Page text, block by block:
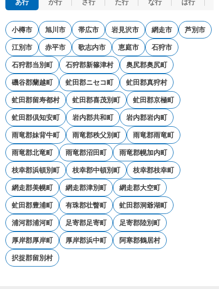
あ行 か行 さ行 た行 な行 は行
小樽市 旭川市 帯広市 岩見沢市 網走市 芦別市
江別市 赤平市 歌志内市 恵庭市 石狩市
石狩郡当別町 石狩郡新篠津村 奥尻郡奥尻町
磯谷郡蘭越町 虻田郡ニセコ町 虻田郡真狩村
虻田郡留寿都村 虻田郡喜茂別町 虻田郡京極町
虻田郡倶知安町 岩内郡共和町 岩内郡岩内町
雨竜郡妹背牛町 雨竜郡秩父別町 雨竜郡雨竜町
雨竜郡北竜町 雨竜郡沼田町 雨竜郡幌加内町
枝幸郡浜頓別町 枝幸郡中頓別町 枝幸郡枝幸町
網走郡美幌町 網走郡津別町 網走郡大空町
虻田郡豊浦町 有珠郡壮瞥町 虻田郡洞爺湖町
浦河郡浦河町 足寄郡足寄町 足寄郡陸別町
厚岸郡厚岸町 厚岸郡浜中町 阿寒郡鶴居村
択捉郡留別村